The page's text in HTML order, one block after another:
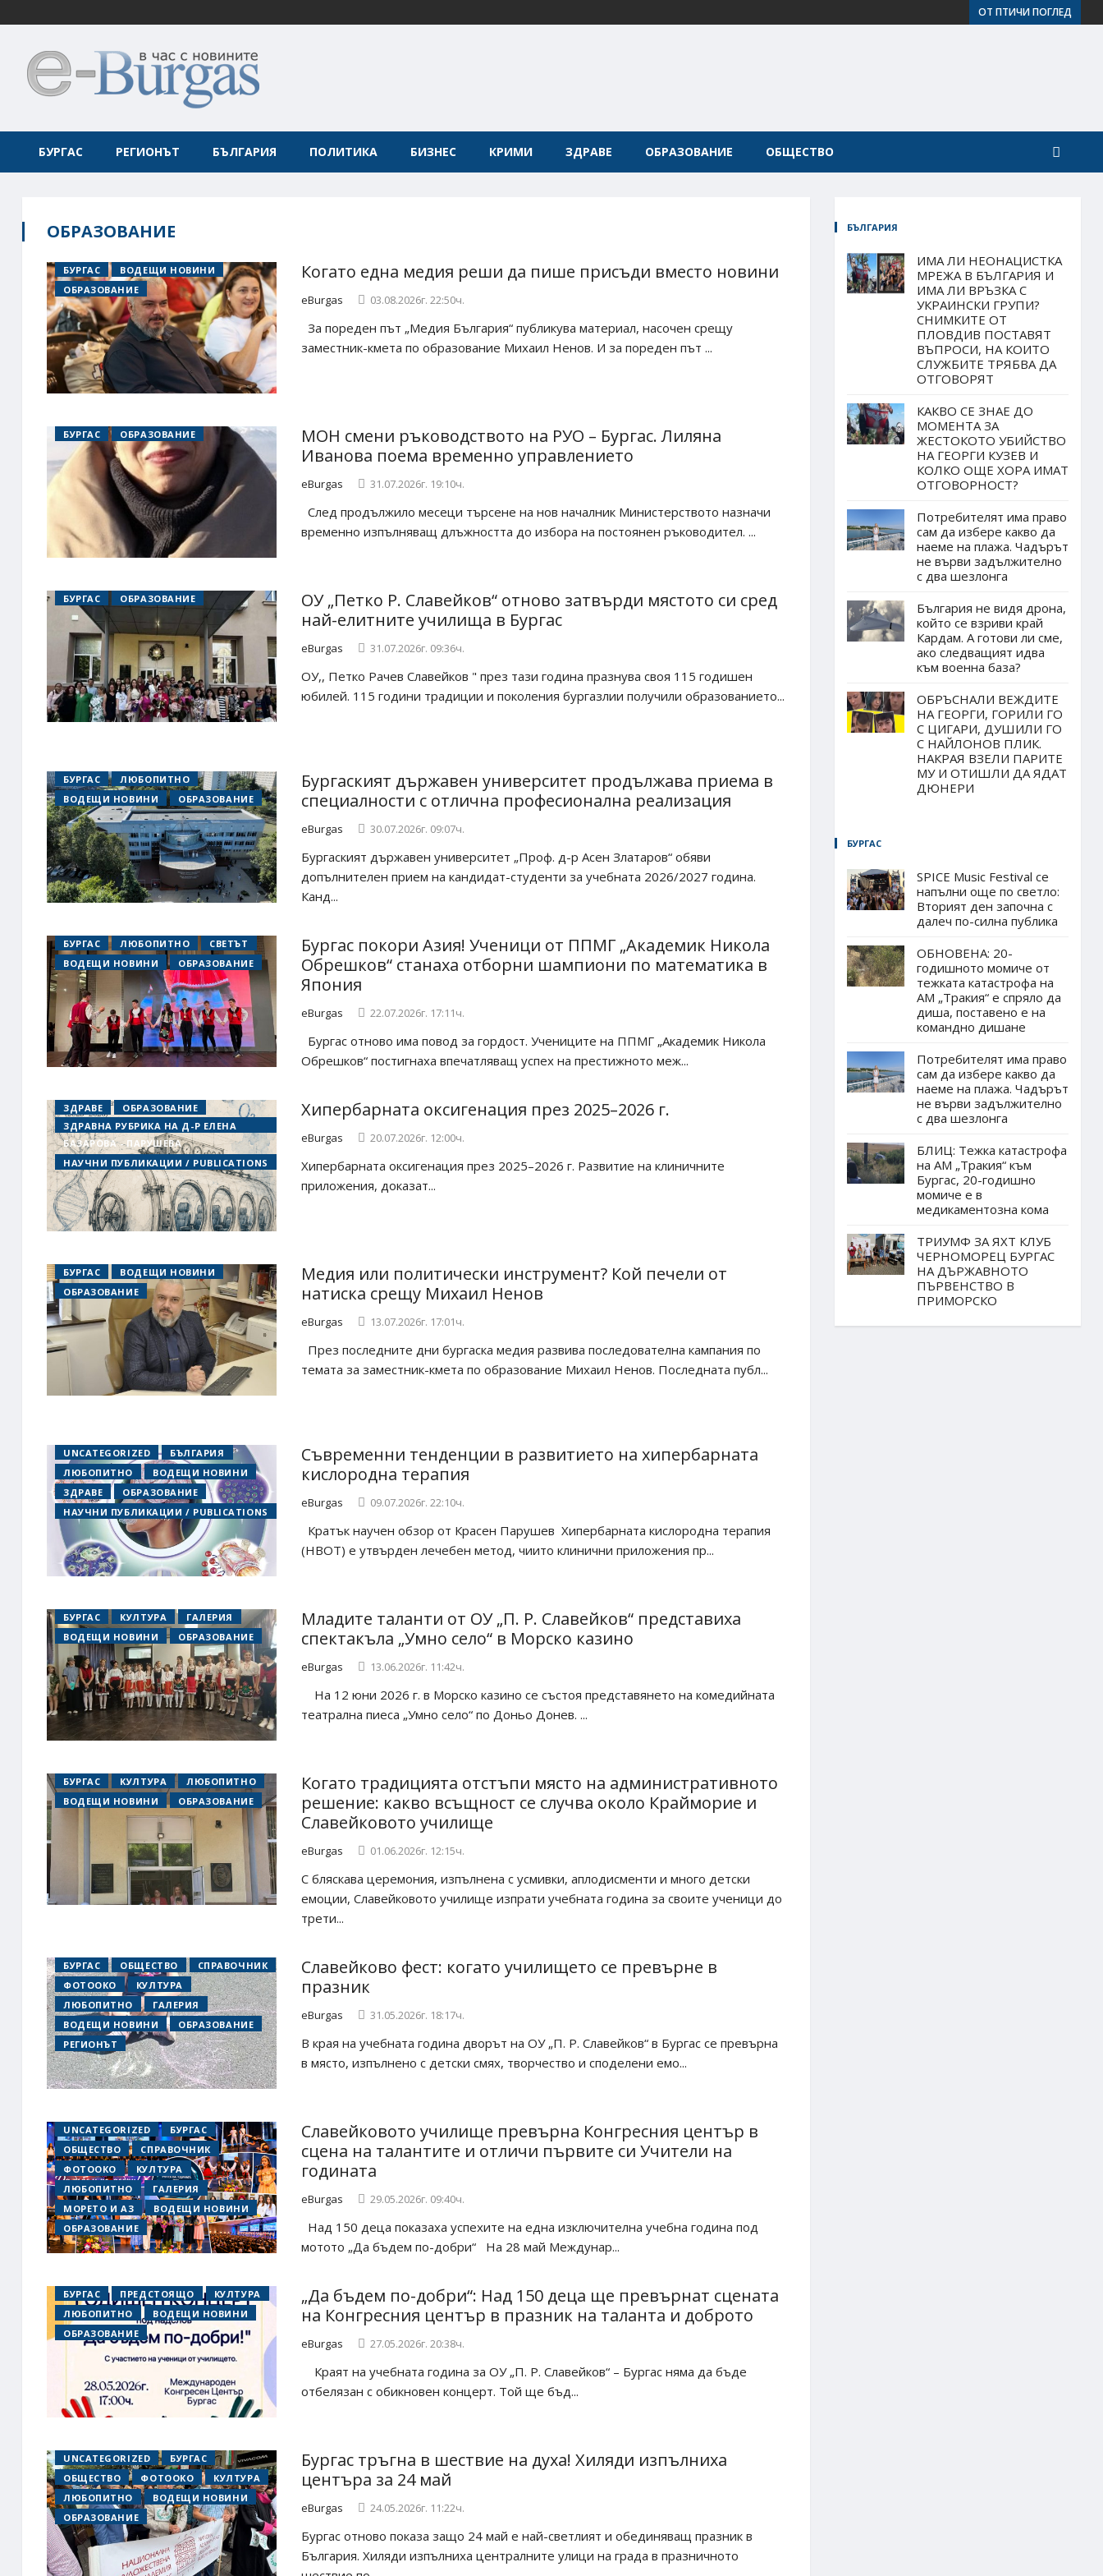
ОТ ПТИЧИ ПОГЛЕД
БУРГАС РЕГИОНЪТ БЪЛГАРИЯ ПОЛИТИКА БИЗНЕС КРИМИ ЗДРАВЕ ОБРАЗОВАНИЕ ОБЩЕСТВО
ОБРАЗОВАНИЕ
БУРГАС
ВОДЕЩИ НОВИНИ
ОБРАЗОВАНИЕ
Когато една медия реши да пише присъди вместо новини
eBurgas 03.08.2026г. 22:50ч.
За пореден път „Медия България“ публикува материал, насочен срещу
заместник-кмета по образование Михаил Ненов. И за пореден път ...
БУРГАС ОБРАЗОВАНИЕ
МОН смени ръководството на РУО – Бургас. Лиляна
Иванова поема временно управлението
eBurgas 31.07.2026г. 19:10ч.
След продължило месеци търсене на нов началник Министерството назначи
временно изпълняващ длъжността до избора на постоянен ръководител. ...
БУРГАС ОБРАЗОВАНИЕ
ОУ „Петко Р. Славейков“ отново затвърди мястото си сред
най-елитните училища в Бургас
eBurgas 31.07.2026г. 09:36ч.
ОУ,, Петко Рачев Славейков " през тази година празнува своя 115 годишен
юбилей. 115 години традиции и поколения бургазлии получили образованието...
БУРГАС
ЛЮБОПИТНО
ВОДЕЩИ НОВИНИ
ОБРАЗОВАНИЕ
Бургаският държавен университет продължава приема в
специалности с отлична професионална реализация
eBurgas 30.07.2026г. 09:07ч.
Бургаският държавен университет „Проф. д-р Асен Златаров“ обяви
допълнителен прием на кандидат-студенти за учебната 2026/2027 година.
Канд...
БУРГАС ЛЮБОПИТНО
СВЕТЪТ
ВОДЕЩИ НОВИНИ
ОБРАЗОВАНИЕ
Бургас покори Азия! Ученици от ППМГ „Академик Никола
Обрешков“ станаха отборни шампиони по математика в
Япония
eBurgas 22.07.2026г. 17:11ч.
Бургас отново има повод за гордост. Учениците на ППМГ „Академик Никола
Обрешков“ постигнаха впечатляващ успех на престижното меж...
ЗДРАВЕ
ОБРАЗОВАНИЕ
ЗДРАВНА РУБРИКА НА Д-Р ЕЛЕНА
БАЗАРОВА - ПАРУШЕВА
НАУЧНИ ПУБЛИКАЦИИ / PUBLICATIONS
Хипербарната оксигенация през 2025–2026 г.
eBurgas 20.07.2026г. 12:00ч.
Хипербарната оксигенация през 2025–2026 г. Развитие на клиничните
приложения, доказат...
БУРГАС
ВОДЕЩИ НОВИНИ
ОБРАЗОВАНИЕ
Медия или политически инструмент? Кой печели от
натиска срещу Михаил Ненов
eBurgas 13.07.2026г. 17:01ч.
През последните дни бургаска медия развива последователна кампания по
темата за заместник-кмета по образование Михаил Ненов. Последната публ...
UNCATEGORIZED
БЪЛГАРИЯ
ЛЮБОПИТНО
ВОДЕЩИ НОВИНИ
ЗДРАВЕ
ОБРАЗОВАНИЕ
НАУЧНИ ПУБЛИКАЦИИ / PUBLICATIONS
Съвременни тенденции в развитието на хипербарната
кислородна терапия
eBurgas 09.07.2026г. 22:10ч.
Кратък научен обзор от Красен Парушев Хипербарната кислородна терапия
(HBOT) е утвърден лечебен метод, чиито клинични приложения пр...
БУРГАС КУЛТУРА
ГАЛЕРИЯ
ВОДЕЩИ НОВИНИ
ОБРАЗОВАНИЕ
Младите таланти от ОУ „П. Р. Славейков“ представиха
спектакъла „Умно село“ в Морско казино
eBurgas 13.06.2026г. 11:42ч.
На 12 юни 2026 г. в Морско казино се състоя представянето на комедийната
театрална пиеса „Умно село“ по Доньо Донев. ...
БУРГАС КУЛТУРА
ЛЮБОПИТНО
ВОДЕЩИ НОВИНИ
ОБРАЗОВАНИЕ
Когато традицията отстъпи място на административното
решение: какво всъщност се случва около Крайморие и
Славейковото училище
eBurgas 01.06.2026г. 12:15ч.
С бляскава церемония, изпълнена с усмивки, аплодисменти и много детски
емоции, Славейковото училище изпрати учебната година за своите ученици до
трети...
БУРГАС ОБЩЕСТВО
СПРАВОЧНИК
ФОТООКО
КУЛТУРА
ЛЮБОПИТНО
ГАЛЕРИЯ
ВОДЕЩИ НОВИНИ
ОБРАЗОВАНИЕ
РЕГИОНЪТ
Славейково фест: когато училището се превърне в
празник
eBurgas 31.05.2026г. 18:17ч.
В края на учебната година дворът на ОУ „П. Р. Славейков“ в Бургас се превърна
в място, изпълнено с детски смях, творчество и споделени емо...
UNCATEGORIZED
БУРГАС
ОБЩЕСТВО
СПРАВОЧНИК
ФОТООКО
КУЛТУРА
ЛЮБОПИТНО
ГАЛЕРИЯ
МОРЕТО И АЗ
ВОДЕЩИ НОВИНИ
ОБРАЗОВАНИЕ
Славейковото училище превърна Конгресния център в
сцена на талантите и отличи първите си Учители на
годината
eBurgas 29.05.2026г. 09:40ч.
Над 150 деца показаха успехите на една изключителна учебна година под
мотото „Да бъдем по-добри“ На 28 май Междунар...
БУРГАС ПРЕДСТОЯЩО
КУЛТУРА
ЛЮБОПИТНО
ВОДЕЩИ НОВИНИ
ОБРАЗОВАНИЕ
„Да бъдем по-добри“: Над 150 деца ще превърнат сцената
на Конгресния център в празник на таланта и доброто
eBurgas 27.05.2026г. 20:38ч.
Краят на учебната година за ОУ „П. Р. Славейков“ – Бургас няма да бъде
отбелязан с обикновен концерт. Той ще бъд...
UNCATEGORIZED
БУРГАС
ОБЩЕСТВО
ФОТООКО
КУЛТУРА
ЛЮБОПИТНО
ВОДЕЩИ НОВИНИ
ОБРАЗОВАНИЕ
Бургас тръгна в шествие на духа! Хиляди изпълниха
центъра за 24 май
eBurgas 24.05.2026г. 11:22ч.
Бургас отново показа защо 24 май е най-светлият и обединяващ празник в
България. Хиляди изпълниха централните улици на града в празничното
БЪЛГАРИЯ
ИМА ЛИ НЕОНАЦИСТКА
МРЕЖА В БЪЛГАРИЯ И
ИМА ЛИ ВРЪЗКА С
УКРАИНСКИ ГРУПИ?
СНИМКИТЕ ОТ
ПЛОВДИВ ПОСТАВЯТ
ВЪПРОСИ, НА КОИТО
СЛУЖБИТЕ ТРЯБВА ДА
ОТГОВОРЯТ
КАКВО СЕ ЗНАЕ ДО
МОМЕНТА ЗА
ЖЕСТОКОТО УБИЙСТВО
НА ГЕОРГИ КУЗЕВ И
КОЛКО ОЩЕ ХОРА ИМАТ
ОТГОВОРНОСТ?
Потребителят има право
сам да избере какво да
наеме на плажа. Чадърът
не върви задължително
с два шезлонга
България не видя дрона,
който се взриви край
Кардам. А готови ли сме,
ако следващият идва
към военна база?
ОБРЪСНАЛИ ВЕЖДИТЕ
НА ГЕОРГИ, ГОРИЛИ ГО
С ЦИГАРИ, ДУШИЛИ ГО
С НАЙЛОНОВ ПЛИК.
НАКРАЯ ВЗЕЛИ ПАРИТЕ
МУ И ОТИШЛИ ДА ЯДАТ
ДЮНЕРИ
БУРГАС
SPICE Music Festival се
напълни още по светло:
Вторият ден започна с
далеч по-силна публика
ОБНОВЕНА: 20-
годишното момиче от
тежката катастрофа на
АМ „Тракия“ е спряло да
диша, поставено е на
командно дишане
Потребителят има право
сам да избере какво да
наеме на плажа. Чадърът
не върви задължително
с два шезлонга
БЛИЦ: Тежка катастрофа
на АМ „Тракия“ към
Бургас, 20-годишно
момиче е в
медикаментозна кома
ТРИУМФ ЗА ЯХТ КЛУБ
ЧЕРНОМОРЕЦ БУРГАС
НА ДЪРЖАВНОТО
ПЪРВЕНСТВО В
ПРИМОРСКО